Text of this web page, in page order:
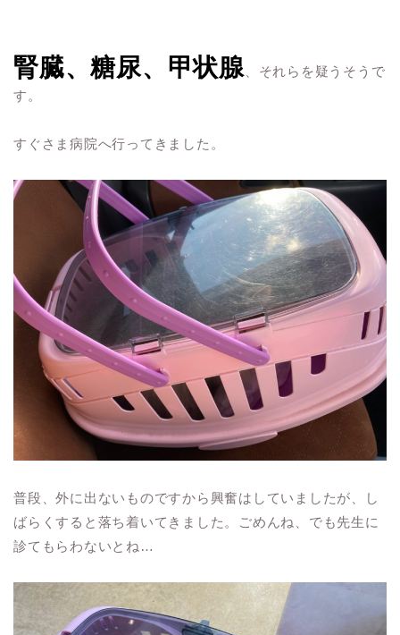
腎臓、糖尿、甲状腺 、それらを疑うそうで
す。
すぐさま病院へ行ってきました。
普段、外に出ないものですから興奮はしていましたが、し
ばらくすると落ち着いてきました。ごめんね、でも先生に
診てもらわないとね…